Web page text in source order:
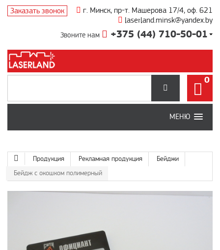
Заказать звонок
г. Минск, пр-т. Машерова 17/4, оф. 621
laserland.minsk@yandex.by
Звоните нам +375 (44) 710-50-01
МЕНЮ
0
Продукция Рекламная продукция
Бейджи
Бейдж с окошком полимерный